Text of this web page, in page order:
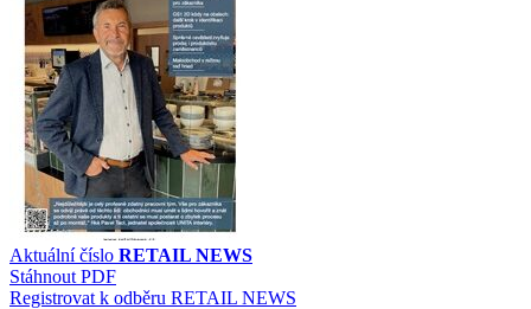
Aktuální číslo RETAIL NEWS
Stáhnout PDF
Registrovat k odběru RETAIL NEWS